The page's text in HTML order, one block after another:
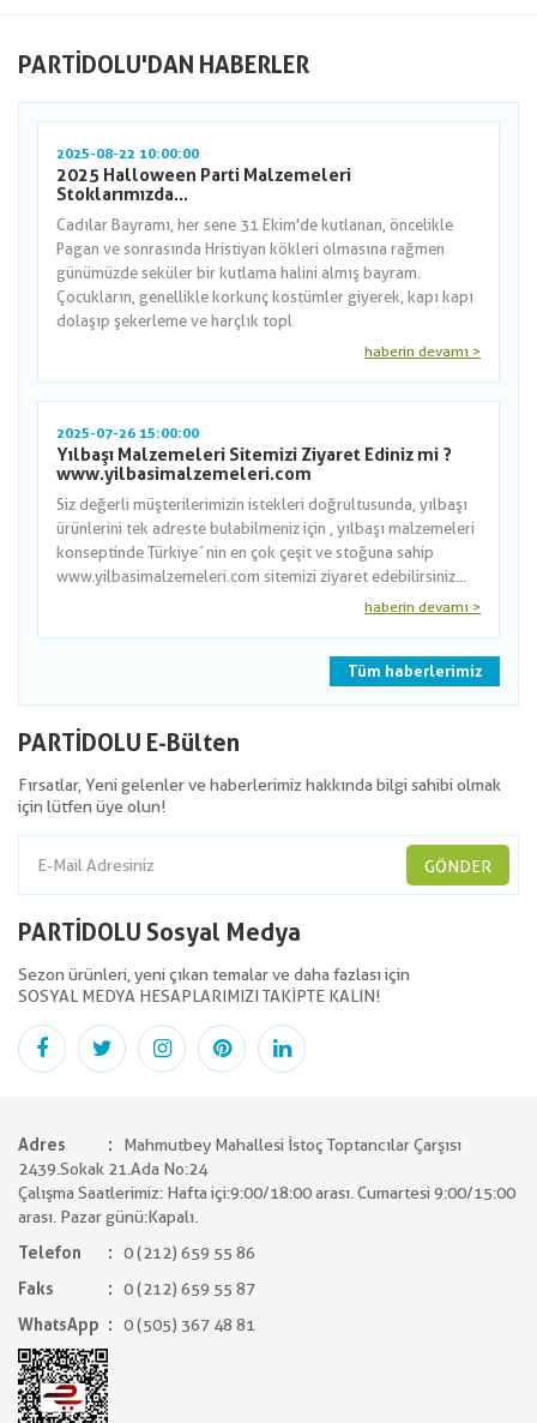
PARTIDOLU'DAN HABERLER
2025-08-22 10:00:00
2025 Halloween Parti Malzemeleri
Stoklarımızda...
Cadılar Bayramı, her sene 31 Ekim'de kutlanan, öncelikle
Pagan ve sonrasında Hristiyan kökleri olmasına rağmen
günümüzde seküler bir kutlama halini almış bayram.
Çocukların, genellikle korkunç kostümler giyerek, kapı kapı
dolaşıp şekerleme ve harçlık topl
haberin devamı >
2025-07-26 15:00:00
Yılbaşı Malzemeleri Sitemizi Ziyaret Ediniz mi ?
www.yilbasimalzemeleri.com
Siz değerli müşterilerimizin istekleri doğrultusunda, yılbaşı
ürünlerini tek adreste bulabilmeniz için , yılbaşı malzemeleri
konseptinde Türkiye´nin en çok çeşit ve stoğuna sahip
www.yilbasimalzemeleri.com sitemizi ziyaret edebilirsiniz...
haberin devamı >
Tüm haberlerimiz
PARTİDOLU E-Bülten
Fırsatlar, Yeni gelenler ve haberlerimiz hakkında bilgi sahibi olmak
için lütfen üye olun!
GÖNDER
PARTİDOLU Sosyal Medya
Sezon ürünleri, yeni çıkan temalar ve daha fazlası için
SOSYAL MEDYA HESAPLARIMIZI TAKİPTE KALIN!
Adres
Mahmutbey Mahallesi İstoç Toptancılar Çarşısı
2439.Sokak 21.Ada No:24
Çalışma Saatlerimiz: Hafta içi:9:00/18:00 arası. Cumartesi 9:00/15:00
arası. Pazar günü:Kapalı.
Telefon
0 (212) 659 55 86
Faks
0 (212) 659 55 87
WhatsApp
0 (505) 367 48 81